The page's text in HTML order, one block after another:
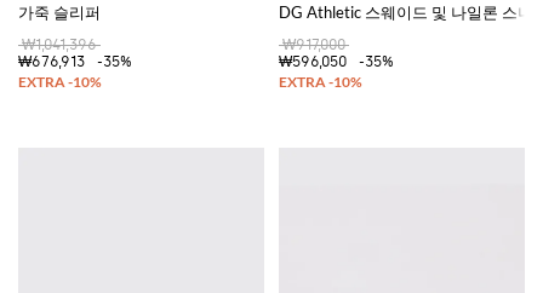
가죽 슬리퍼
₩1,041,396
₩676,913
-35%
DG Athletic 스웨이드 및 나일론 스니
₩917,000
₩596,050
-35%